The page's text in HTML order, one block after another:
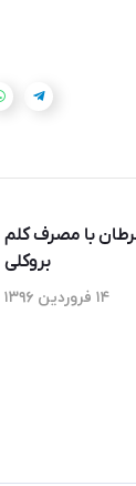
با مصرف کلم
بروکلی
۱۴ فروردین ۱۳۹۶